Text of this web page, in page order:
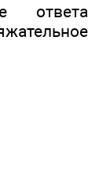
ответа